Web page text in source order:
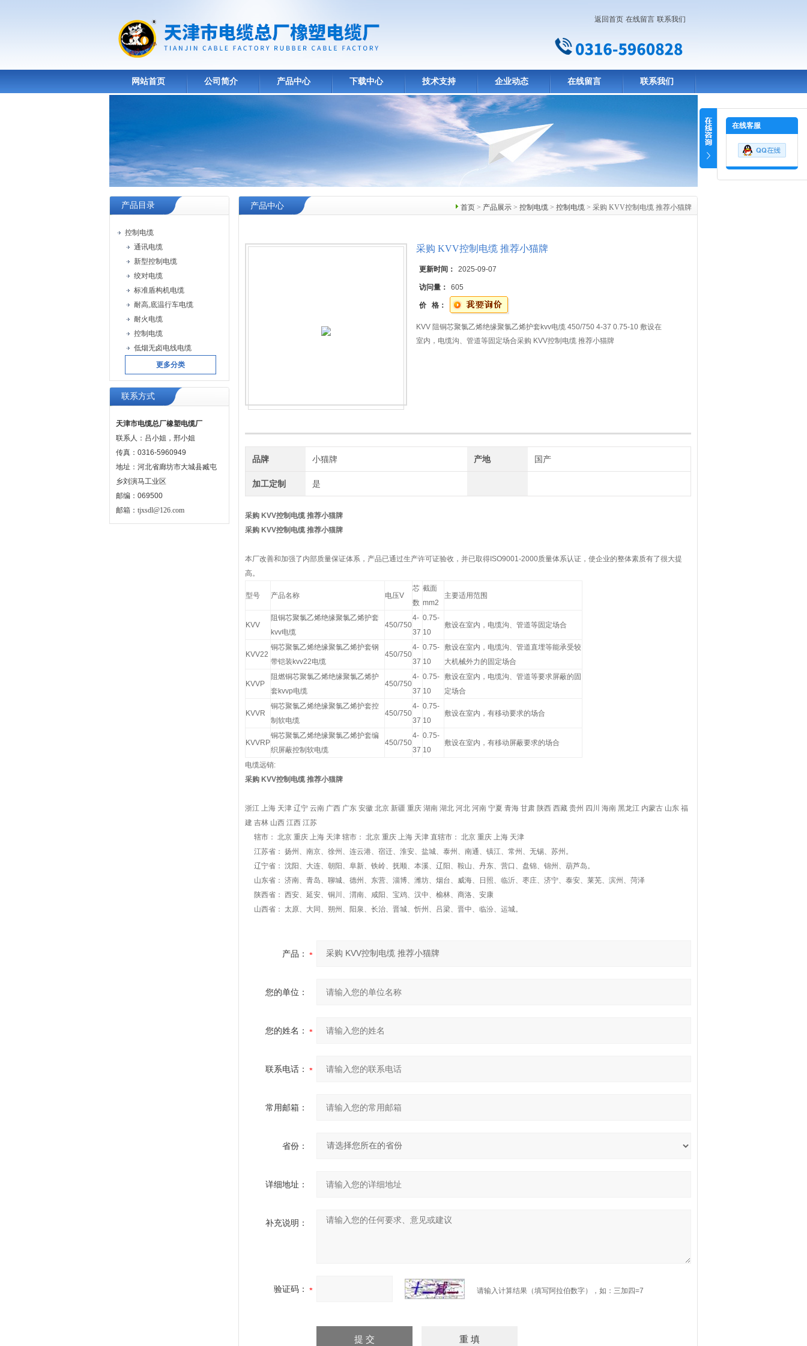
返回首页 在线留言 联系我们
网站首页 公司简介 产品中心 下载中心 技术支持 企业动态 在线留言 联系我们
产品目录
控制电缆
通讯电缆
新型控制电缆
绞对电缆
标准盾构机电缆
耐高,底温行车电缆
耐火电缆
控制电缆
低烟无卤电线电缆
更多分类
联系方式
天津市电缆总厂橡塑电缆厂
联系人：吕小姐，邢小姐
传真：0316-5960949
地址：河北省廊坊市大城县臧屯
乡刘演马工业区
邮编：069500
邮箱： tjxsdl@126.com
首页 > 产品展示 > 控制电缆 > 控制电缆 > 采购 KVV控制电缆 推荐小猫牌
产品中心
采购 KVV控制电缆 推荐小猫牌
更新时间： 2025-09-07
访问量： 605
价 格：
KVV 阻铜芯聚氯乙烯绝缘聚氯乙烯护套kvv电缆 450/750 4-37 0.75-10 敷设在
室内，电缆沟、管道等固定场合采购 KVV控制电缆 推荐小猫牌
品牌 小猫牌 产地 国产
加工定制 是
采购 KVV控制电缆 推荐小猫牌
采购 KVV控制电缆 推荐小猫牌
本厂改善和加强了内部质量保证体系，产品已通过生产许可证验收，并已取得ISO9001-2000质量体系认证，使企业的整体素质有了很大提
高。
型号 产品名称 电压V
芯
数
截面
mm2
主要适用范围
KVV
阻铜芯聚氯乙烯绝缘聚氯乙烯护套
kvv电缆
450/750
4-
37
0.75-
10
敷设在室内，电缆沟、管道等固定场合
KVV22
铜芯聚氯乙烯绝缘聚氯乙烯护套钢
带铠装kvv22电缆
450/750
4-
37
0.75-
10
敷设在室内，电缆沟、管道直埋等能承受较
大机械外力的固定场合
KVVP
阻燃铜芯聚氯乙烯绝缘聚氯乙烯护
套kvvp电缆
450/750
4-
37
0.75-
10
敷设在室内，电缆沟、管道等要求屏蔽的固
定场合
KVVR
铜芯聚氯乙烯绝缘聚氯乙烯护套控
制软电缆
450/750
4-
37
0.75-
10
敷设在室内，有移动要求的场合
KVVRP
铜芯聚氯乙烯绝缘聚氯乙烯护套编
织屏蔽控制软电缆
450/750
4-
37
0.75-
10
敷设在室内，有移动屏蔽要求的场合
电缆远销:
采购 KVV控制电缆 推荐小猫牌
浙江 上海 天津 辽宁 云南 广西 广东 安徽 北京 新疆 重庆 湖南 湖北 河北 河南 宁夏 青海 甘肃 陕西 西藏 贵州 四川 海南 黑龙江 内蒙古 山东 福
建 吉林 山西 江西 江苏
辖市： 北京 重庆 上海 天津 辖市： 北京 重庆 上海 天津 直辖市： 北京 重庆 上海 天津
江苏省： 扬州、南京、徐州、连云港、宿迁、淮安、盐城、泰州、南通、镇江、常州、无锡、苏州。
辽宁省： 沈阳、大连、朝阳、阜新、铁岭、抚顺、本溪、辽阳、鞍山、丹东、营口、盘锦、锦州、葫芦岛。
山东省： 济南、青岛、聊城、德州、东营、淄博、潍坊、烟台、威海、日照、临沂、枣庄、济宁、泰安、莱芜、滨州、菏泽
陕西省： 西安、延安、铜川、渭南、咸阳、宝鸡、汉中、榆林、商洛、安康
山西省： 太原、大同、朔州、阳泉、长治、晋城、忻州、吕梁、晋中、临汾、运城。
产品：
您的单位：
您的姓名：
联系电话：
常用邮箱：
省份：
详细地址：
补充说明：
验证码： 请输入计算结果（填写阿拉伯数字），如：三加四=7
在线客服